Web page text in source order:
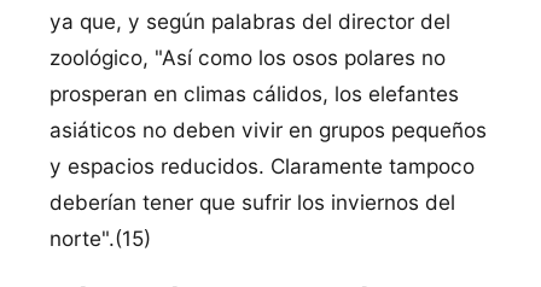
ya que, y según palabras del director del
zoológico, "Así como los osos polares no
prosperan en climas cálidos, los elefantes
asiáticos no deben vivir en grupos pequeños
y espacios reducidos. Claramente tampoco
deberían tener que sufrir los inviernos del
norte".(15)